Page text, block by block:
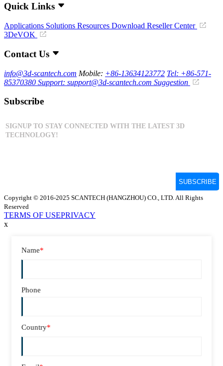
Quick Links
Applications Solutions Resources Download Reseller Center
3DeVOK
Contact Us
info@3d-scantech.com Mobile: +86-13634123772 Tel: +86-571-
85370380 Support: support@3d-scantech.com Suggestion
Subscribe
Copyright © 2016-2025 SCANTECH (HANGZHOU) CO., LTD. All Rights
Reserved
TERMS OF USEPRIVACY
x
Name*
Phone
Country*